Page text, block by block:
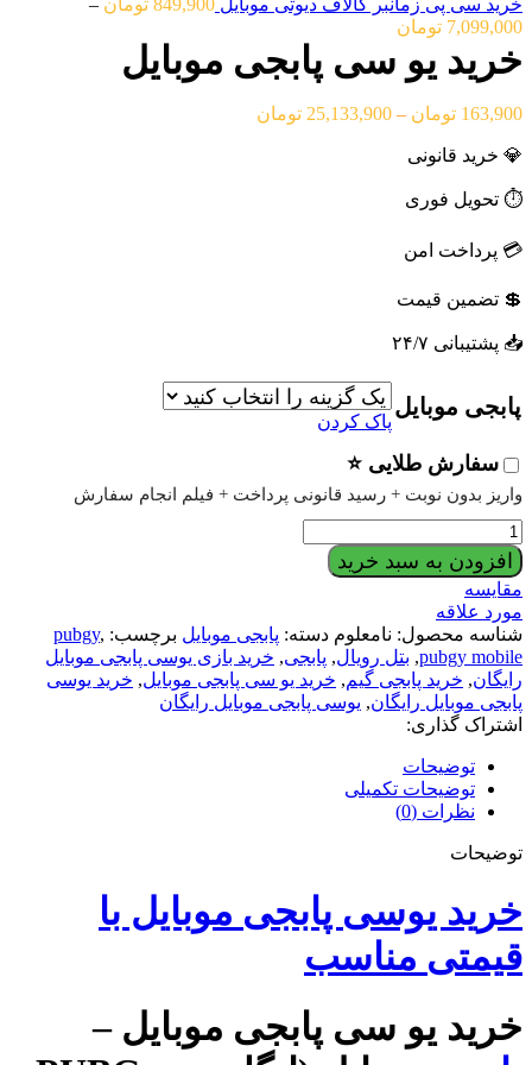
7,099,000 تومان
849,900 تومان
7,099,000 تومان
خرید یو سی پابجی موبایل
163,900 تومان –
25,133,900 تومان
💎 خرید قانونی
⏱️ تحویل فوری
💳 پرداخت امن
💲 تضمین قیمت
📥 پشتیبانی ۲۴/۷
پابجی موبایل
پاک کردن
سفارش طلایی ⭐
واریز بدون نوبت + رسید قانونی پرداخت + فیلم انجام سفارش
خرید
یو
سی
پابجی
موبایل
عدد
افزودن به سبد خرید
مقایسه
مورد علاقه
شناسه محصول: نامعلوم دسته: پابجی موبایل برچسب: pubgy,
pubgy mobile
, بتل رویال, پابجی, خرید بازی یوسی پابجی موبایل
رایگان, خرید پابجی گیم, خرید یو سی پابجی موبایل, خرید یوسی
پابجی موبایل رایگان, یوسی پابجی موبایل رایگان
اشتراک گذاری:
توضیحات
توضیحات تکمیلی
نظرات (0)
توضیحات
خرید یوسی پابجی موبایل با
قیمتی مناسب
خرید یو سی پابجی موبایل –